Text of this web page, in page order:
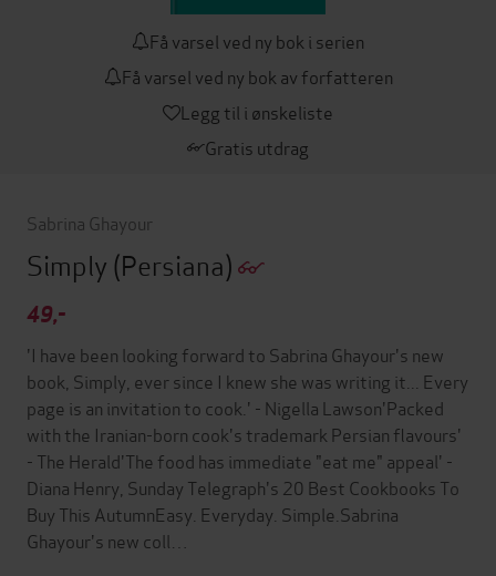
Få varsel ved ny bok i serien
Få varsel ved ny bok av forfatteren
Legg til i ønskeliste
Gratis utdrag
Sabrina Ghayour
Simply (Persiana)
49,-
'I have been looking forward to Sabrina Ghayour's new
book, Simply, ever since I knew she was writing it... Every
page is an invitation to cook.' - Nigella Lawson'Packed
with the Iranian-born cook's trademark Persian flavours'
- The Herald'The food has immediate "eat me" appeal' -
Diana Henry, Sunday Telegraph's 20 Best Cookbooks To
Buy This AutumnEasy. Everyday. Simple.Sabrina
Ghayour's new coll…